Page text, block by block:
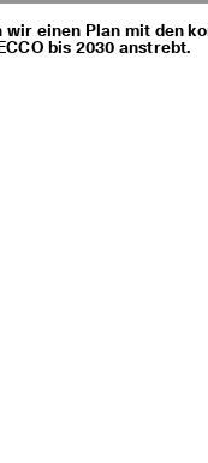
wir einen Plan mit den
bis 2030 anstrebt.